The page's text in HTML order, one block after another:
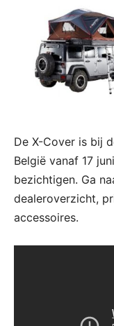
De X-Cover is bij
België vanaf 17
bezichtigen. Ga
dealeroverzicht,
accessoires.